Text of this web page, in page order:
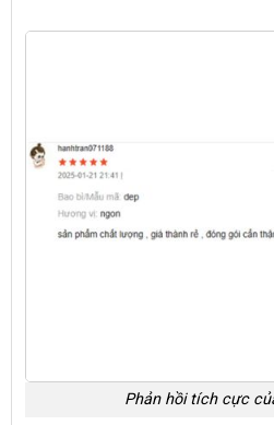
Phản hồi tích cực